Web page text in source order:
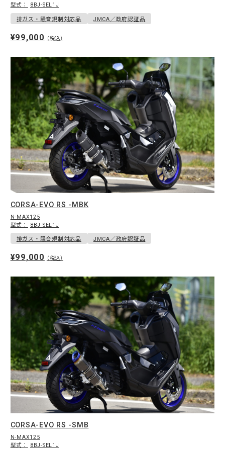
型式：
8BJ-SEL1J
排ガス・騒音規制対応品 JMCA／政府認証品
¥99,000 （税込）
CORSA-EVO RS -MBK
N-MAX125
型式：
8BJ-SEL1J
排ガス・騒音規制対応品 JMCA／政府認証品
¥99,000 （税込）
CORSA-EVO RS -SMB
N-MAX125
型式：
8BJ-SEL1J